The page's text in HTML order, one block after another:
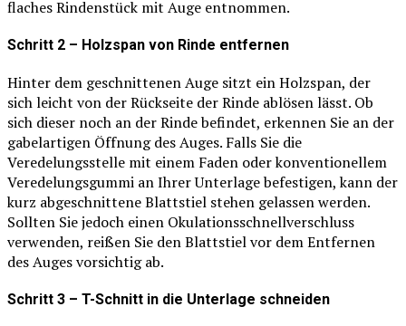
flaches Rindenstück mit Auge entnommen.
Schritt 2 – Holzspan von Rinde entfernen
Hinter dem geschnittenen Auge sitzt ein Holzspan, der
sich leicht von der Rückseite der Rinde ablösen lässt. Ob
sich dieser noch an der Rinde befindet, erkennen Sie an der
gabelartigen Öffnung des Auges. Falls Sie die
Veredelungsstelle mit einem Faden oder konventionellem
Veredelungsgummi an Ihrer Unterlage befestigen, kann der
kurz abgeschnittene Blattstiel stehen gelassen werden.
Sollten Sie jedoch einen Okulationsschnellverschluss
verwenden, reißen Sie den Blattstiel vor dem Entfernen
des Auges vorsichtig ab.
Schritt 3 – T-Schnitt in die Unterlage schneiden